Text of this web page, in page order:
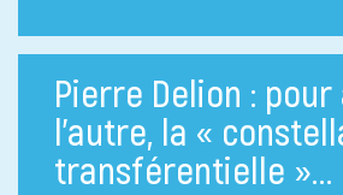
Pierre Delion :
l’autre, la «
transférentielle »…